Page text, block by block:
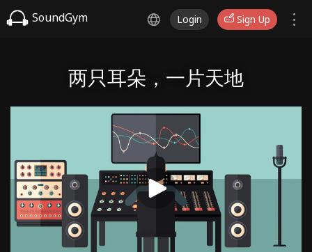
SoundGym Login Sign Up
两只耳朵，一片天地